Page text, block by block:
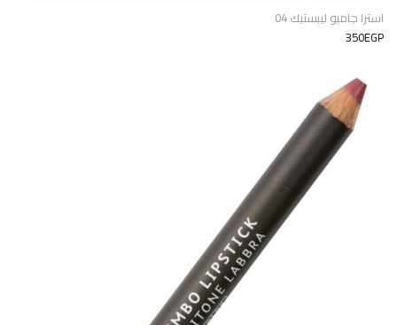
استرا جامبو ليبستيك 04
350EGP